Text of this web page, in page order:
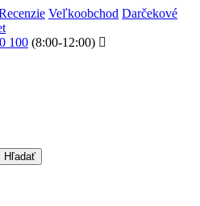
Veľkoobchod Darčekové
100 (8:00-12:00)
Hľadať